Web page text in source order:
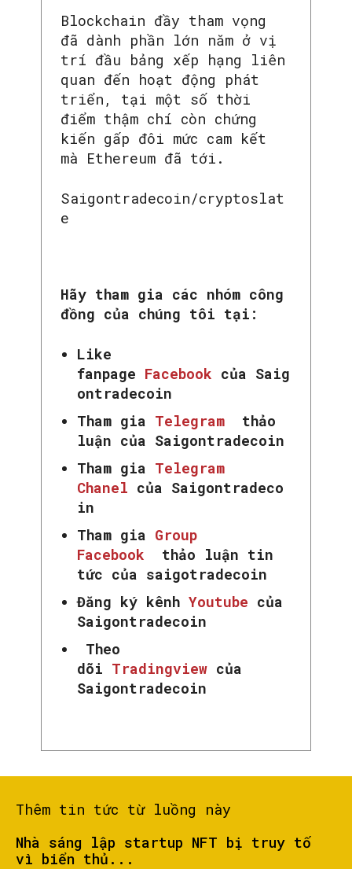
SEARCH...
Blockchain đầy tham vọng
đã dành phần lớn năm ở vị
trí đầu bảng xếp hạng liên
quan đến hoạt động phát
triển, tại một số thời
điểm thậm chí còn chứng
kiến gấp đôi mức cam kết
mà Ethereum đã tới.
Saigontradecoin/cryptoslat
e
Hãy tham gia các nhóm công
đồng của chúng tôi tại:
Like
fanpage Facebook của Saig
ontradecoin
Tham gia Telegram
thảo
luận của Saigontradecoin
Tham gia Telegram
Chanel của Saigontradeco
in
Tham gia Group
Facebook
thảo luận tin
tức của saigotradecoin
Đăng ký kênh Youtube của
Saigontradecoin
Theo
dõi Tradingview của
Saigontradecoin
Thêm tin tức từ luồng này
Nhà sáng lập startup NFT bị truy tố
vì biển thủ...